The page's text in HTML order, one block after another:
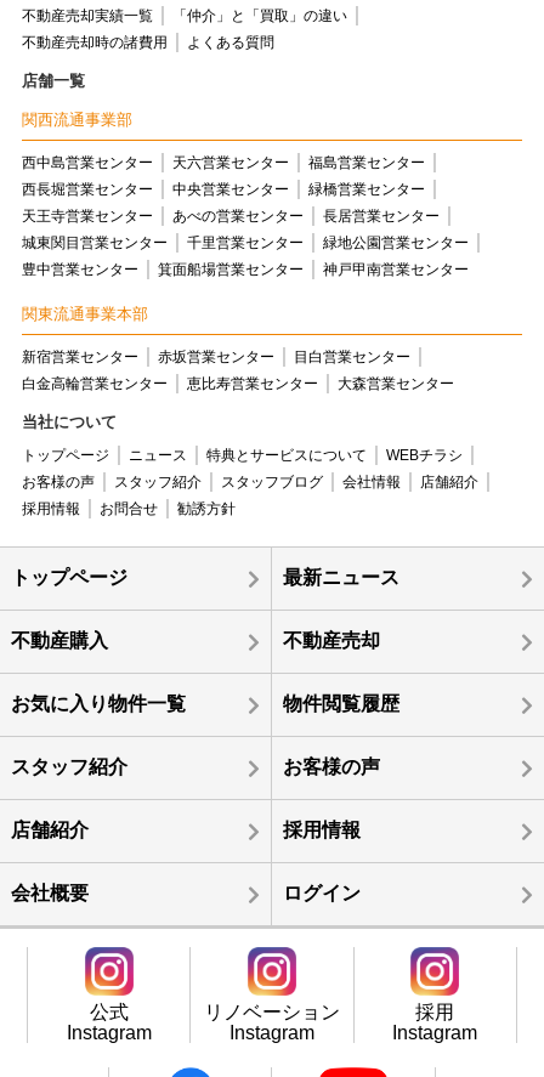
不動産売却実績一覧
「仲介」と「買取」の違い
不動産売却時の諸費用
よくある質問
店舗一覧
関西流通事業部
西中島営業センター 天六営業センター
福島営業センター
西長堀営業センター
中央営業センター
緑橋営業センター
天王寺営業センター
あべの営業センター
長居営業センター
城東関目営業センター
千里営業センター
緑地公園営業センター
豊中営業センター
箕面船場営業センター 神戸甲南営業センター
関東流通事業本部
新宿営業センター 赤坂営業センター
目白営業センター
白金高輪営業センター
恵比寿営業センター 大森営業センター
当社について
トップページ ニュース 特典とサービスについて
WEBチラシ
お客様の声
スタッフ紹介 スタッフブログ 会社情報
店舗紹介
採用情報
お問合せ 勧誘方針
トップページ 最新ニュース
不動産購入 不動産売却
お気に入り物件一覧 物件閲覧履歴
スタッフ紹介 お客様の声
店舗紹介 採用情報
会社概要 ログイン
公式
Instagram
リノベーション
Instagram
採用
Instagram